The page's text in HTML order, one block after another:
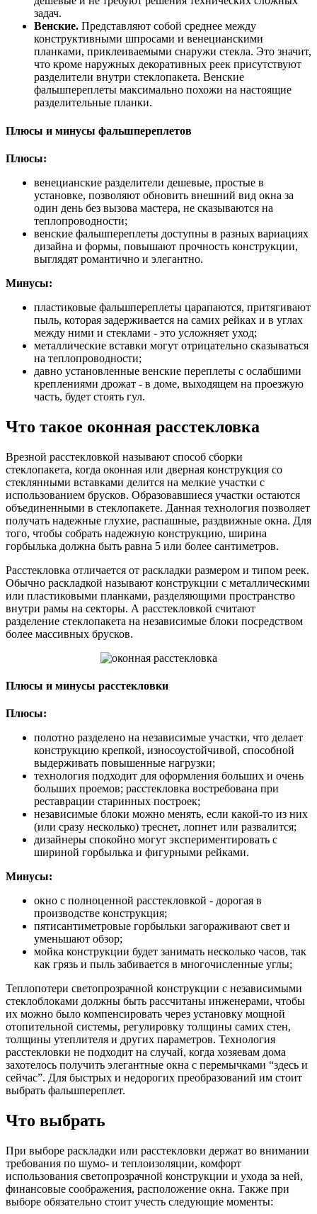
задач.
Венские. Представляют собой среднее между
конструктивными шпросами и венецианскими
планками, приклеиваемыми снаружи стекла. Это значит,
что кроме наружных декоративных реек присутствуют
разделители внутри стеклопакета. Венские
фальшпереплеты максимально похожи на настоящие
разделительные планки.
Плюсы и минусы фальшпереплетов
Плюсы:
венецианские разделители дешевые, простые в
установке, позволяют обновить внешний вид окна за
один день без вызова мастера, не сказываются на
теплопроводности;
венские фальшпереплеты доступны в разных вариациях
дизайна и формы, повышают прочность конструкции,
выглядят романтично и элегантно.
Минусы:
пластиковые фальшпереплеты царапаются, притягивают
пыль, которая задерживается на самих рейках и в углах
между ними и стеклами - это усложняет уход;
металлические вставки могут отрицательно сказываться
на теплопроводности;
давно установленные венские переплеты с ослабшими
креплениями дрожат - в доме, выходящем на проезжую
часть, будет стоять гул.
Что такое оконная расстекловка
Врезной расстекловкой называют способ сборки
стеклопакета, когда оконная или дверная конструкция со
стеклянными вставками делится на мелкие участки с
использованием брусков. Образовавшиеся участки остаются
объединенными в стеклопакете. Данная технология позволяет
получать надежные глухие, распашные, раздвижные окна. Для
того, чтобы собрать надежную конструкцию, ширина
горбылька должна быть равна 5 или более сантиметров.
Расстекловка отличается от раскладки размером и типом реек.
Обычно раскладкой называют конструкции с металлическими
или пластиковыми планками, разделяющими пространство
внутри рамы на секторы. А расстекловкой считают
разделение стеклопакета на независимые блоки посредством
более массивных брусков.
Плюсы и минусы расстекловки
Плюсы:
полотно разделено на независимые участки, что делает
конструкцию крепкой, износоустойчивой, способной
выдерживать повышенные нагрузки;
технология подходит для оформления больших и очень
больших проемов; расстекловка востребована при
реставрации старинных построек;
независимые блоки можно менять, если какой-то из них
(или сразу несколько) треснет, лопнет или развалится;
дизайнеры спокойно могут экспериментировать с
шириной горбылька и фигурными рейками.
Минусы:
окно с полноценной расстекловкой - дорогая в
производстве конструкция;
пятисантиметровые горбыльки загораживают свет и
уменьшают обзор;
мойка конструкции будет занимать несколько часов, так
как грязь и пыль забивается в многочисленные углы;
Теплопотери светопрозрачной конструкции с независимыми
стеклоблоками должны быть рассчитаны инженерами, чтобы
их можно было компенсировать через установку мощной
отопительной системы, регулировку толщины самих стен,
толщины утеплителя и других параметров. Технология
расстекловки не подходит на случай, когда хозяевам дома
захотелось получить элегантные окна с перемычками “здесь и
сейчас”. Для быстрых и недорогих преобразований им стоит
выбрать фальшпереплет.
Что выбрать
При выборе раскладки или расстекловки держат во внимании
требования по шумо- и теплоизоляции, комфорт
использования светопрозрачной конструкции и ухода за ней,
финансовые соображения, расположение окна. Также при
выборе обязательно стоит учесть следующие моменты: